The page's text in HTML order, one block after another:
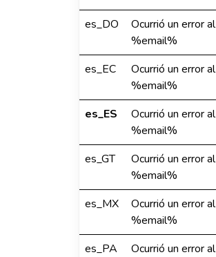
es_DO
Ocurrió un error
%email%
es_EC
Ocurrió un error
%email%
es_ES
Ocurrió un error
%email%
es_GT
Ocurrió un error
%email%
es_MX
Ocurrió un error
%email%
es_PA
Ocurrió un error